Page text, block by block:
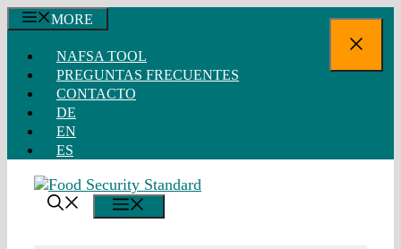
Saltar
al
contenido
MORE
NAFSA TOOL
PREGUNTAS FRECUENTES
CONTACTO
DE
EN
ES